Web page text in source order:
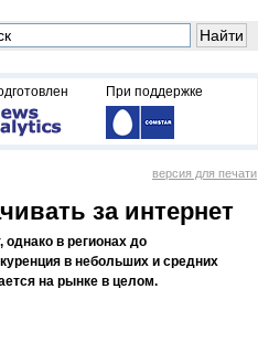
При поддержке
версия для печати
за интернет
в регионах до
в небольших и средних
на рынке в целом.